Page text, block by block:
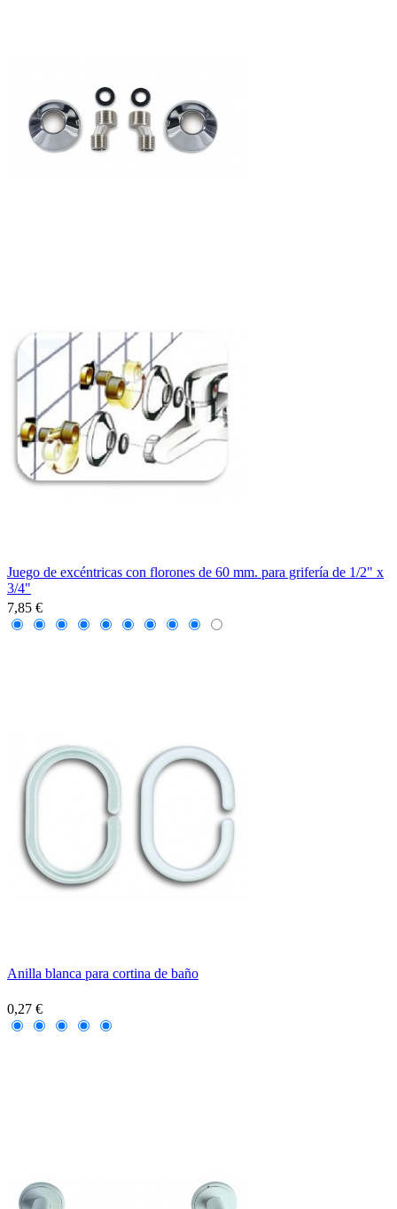
Juego de excéntricas con florones de 60 mm. para grifería de 1/2" x
3/4"
7,85 €
Anilla blanca para cortina de baño
0,27 €